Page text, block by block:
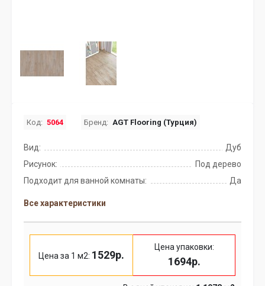
Код: 5064 Бренд: AGT Flooring (Турция)
Вид:
Дуб
Рисунок:
Под дерево
Подходит для ванной комнаты:
Да
Все характеристики
Цена за 1 м2: 1529р.
Цена упаковки:
1694р.